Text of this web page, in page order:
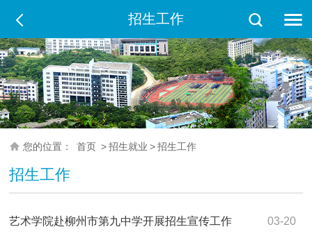
招生工作
您的位置： 首页 > 招生就业 > 招生工作
招生工作
03-20
艺术学院赴柳州市第九中学开展招生宣传工作